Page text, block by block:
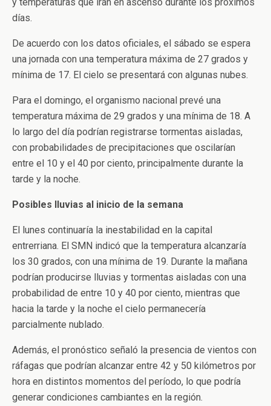
días.
De acuerdo con los datos oficiales, el sábado se espera
una jornada con una temperatura máxima de 27 grados y
mínima de 17. El cielo se presentará con algunas nubes.
Para el domingo, el organismo nacional prevé una
temperatura máxima de 29 grados y una mínima de 18. A
lo largo del día podrían registrarse tormentas aisladas,
con probabilidades de precipitaciones que oscilarían
entre el 10 y el 40 por ciento, principalmente durante la
tarde y la noche.
Posibles lluvias al inicio de la semana
El lunes continuaría la inestabilidad en la capital
entrerriana. El SMN indicó que la temperatura alcanzaría
los 30 grados, con una mínima de 19. Durante la mañana
podrían producirse lluvias y tormentas aisladas con una
probabilidad de entre 10 y 40 por ciento, mientras que
hacia la tarde y la noche el cielo permanecería
parcialmente nublado.
Además, el pronóstico señaló la presencia de vientos con
ráfagas que podrían alcanzar entre 42 y 50 kilómetros por
hora en distintos momentos del período, lo que podría
generar condiciones cambiantes en la región.